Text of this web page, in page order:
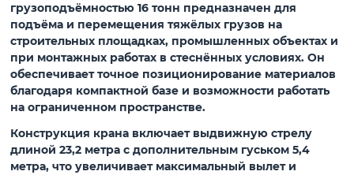
грузоподъёмностью 16 тонн предназначен для
подъёма и перемещения тяжёлых грузов на
строительных площадках, промышленных объектах и
при монтажных работах в стеснённых условиях. Он
обеспечивает точное позиционирование материалов
благодаря компактной базе и возможности работать
на ограниченном пространстве.
Конструкция крана включает выдвижную стрелу
длиной 23,2 метрас дополнительным гуськом 5,4
метра, что увеличивает максимальный вылет и